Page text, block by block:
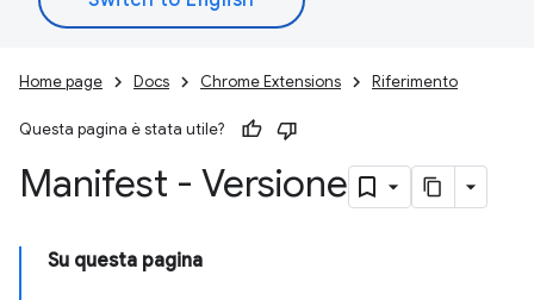
Home page Docs Chrome Extensions Riferimento
Questa pagina è stata utile?
Manifest - Versione
Su questa pagina